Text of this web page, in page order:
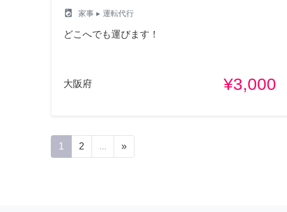
local_laundry_service 家事 ▸ 運転代行
どこへでも運びます！
大阪府 ¥3,000
1 2 ... »